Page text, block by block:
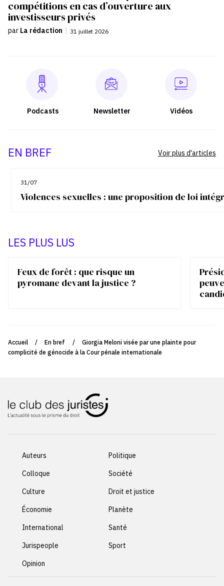
compétitions en cas d’ouverture aux
investisseurs privés
par La rédaction | 31 juillet 2026
Podcasts Newsletter Vidéos
EN BREF
31/07
Violences sexuelles : une proposition de loi
Voir plus d'articles
LES PLUS LUS
Feux de forêt : que risque un
pyromane devant la justice ?
Accueil / En bref /
Giorgia Meloni visée par une plainte pour
complicité de génocide à la Cour pénale internationale
Auteurs
Colloque
Culture
Économie
International
Jurispeople
Opinion
Politique
Société
Droit et justice
Planète
Santé
Sport